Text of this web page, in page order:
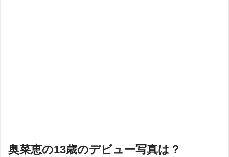
奥菜恵の13歳のデビュー写真は？